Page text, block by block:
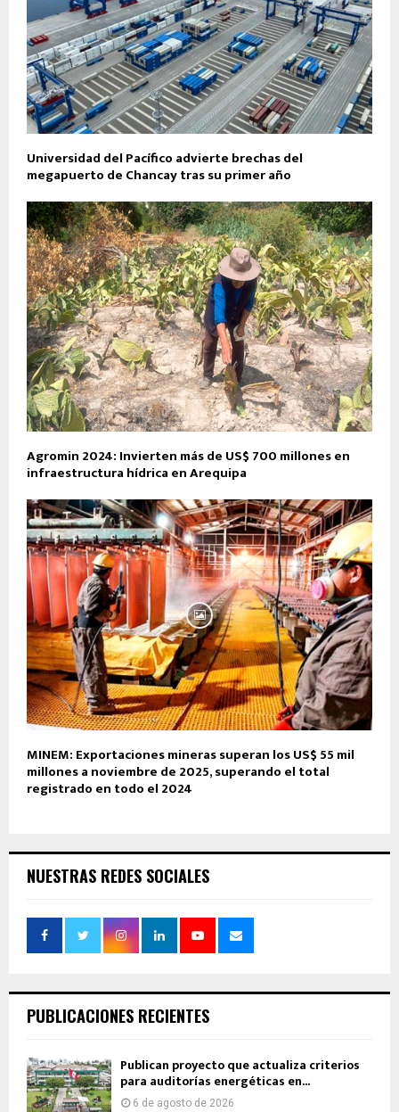
Universidad del Pacífico advierte brechas del
megapuerto de Chancay tras su primer año
Agromin 2024: Invierten más de US$ 700 millones en
infraestructura hídrica en Arequipa
MINEM: Exportaciones mineras superan los US$ 55 mil
millones a noviembre de 2025, superando el total
registrado en todo el 2024
NUESTRAS REDES SOCIALES
PUBLICACIONES RECIENTES
Publican proyecto que actualiza criterios
para auditorías energéticas en...
6 de agosto de 2026